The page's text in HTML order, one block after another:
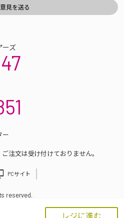
レジに進む
ーズ
ー
注文は受け付けておりません。
PCサイト
reserved.